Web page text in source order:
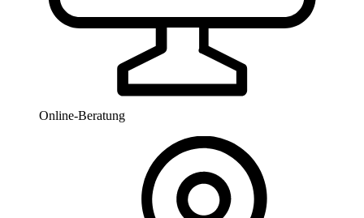
Online-Beratung